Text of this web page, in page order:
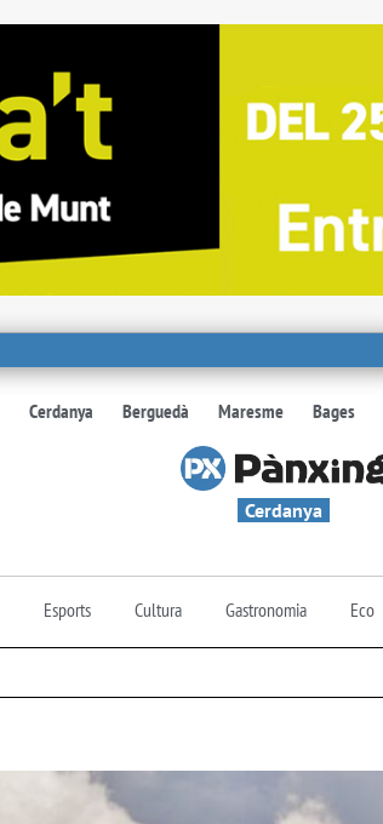
Cerdanya Berguedà Maresme Bages
Cerdanya
Esports Cultura Gastronomia Eco